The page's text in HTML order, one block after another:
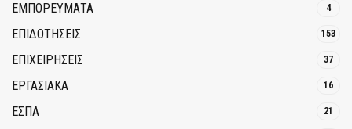
ΕΜΠΟΡΕΥΜΑΤΑ 4
ΕΠΙΔΟΤΗΣΕΙΣ 153
ΕΠΙΧΕΙΡΗΣΕΙΣ 37
ΕΡΓΑΣΙΑΚΑ 16
ΕΣΠΑ 21